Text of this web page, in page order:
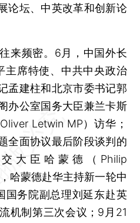
论坛、中英改革和创新论
频密。6月，中国外长
主席特使、中共中央政治
孟建柱和北京市委书记郭
办公室国务大臣兼兰卡斯
Letwin MP）访华；
全面协议最后阶段谈判的
大臣哈蒙德（Philip
哈蒙德赴华主持新一轮中
国务院副总理刘延东赴英
机制第三次会议；9月21